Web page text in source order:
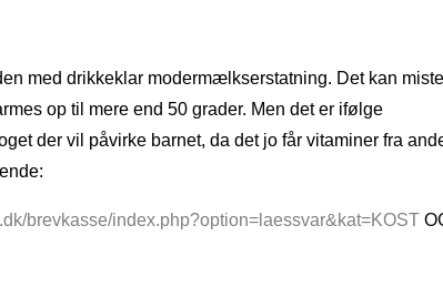
med drikkeklar modermælkserstatning. Det kan miste
op til mere end 50 grader. Men det er ifølge
der vil påvirke barnet, da det jo får vitaminer fra
brevkasse/index.php?option=laessvar&kat=KOST